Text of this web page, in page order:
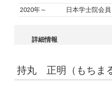
2020年～ 日本学士院会員
詳細情報
持丸 正明（もちま